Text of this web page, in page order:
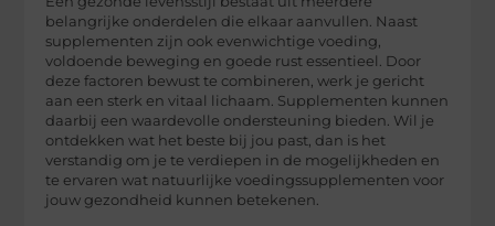
belangrijke onderdelen die elkaar aanvullen. Naast
supplementen zijn ook evenwichtige voeding,
voldoende beweging en goede rust essentieel. Door
deze factoren bewust te combineren, werk je gericht
aan een sterk en vitaal lichaam. Supplementen kunnen
daarbij een waardevolle ondersteuning bieden. Wil je
ontdekken wat het beste bij jou past, dan is het
verstandig om je te verdiepen in de mogelijkheden en
te ervaren wat natuurlijke voedingssupplementen voor
jouw gezondheid kunnen betekenen.